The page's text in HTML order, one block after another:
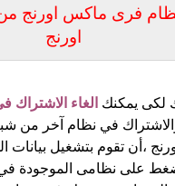
نظام فرى ماكس اورنج
اورنج
لكى يمكنك الغاء
في نظام آخر من
،أن تقوم بتشغيل بيانات
على نظامى الموجودة